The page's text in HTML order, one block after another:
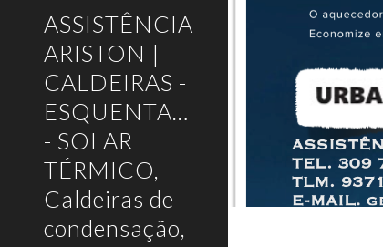
ASSISTÊNCIA
ARISTON |
CALDEIRAS -
ESQUENTADORES
- SOLAR
TÉRMICO,
Caldeiras de
condensação,